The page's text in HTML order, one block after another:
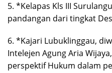
5. *Kelapas Kls III
pandangan dari tingkat
6. *Kajari Lubuklinggau,
Intelejen Agung Aria
perspektif Hukum dalam